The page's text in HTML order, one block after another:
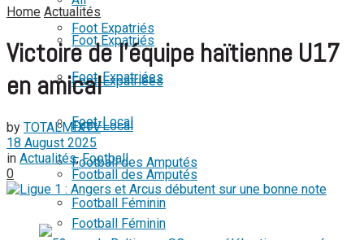
Foot Expatriés
Foot-Expatriées
Foot-Local
Football des Amputés
Football Féminin
Foot Expatriés
Foot-Expatriées
Foot-Local
Football des Amputés
Football Féminin
View All Result
Home Actualités
Victoire de l’équipe haïtienne U17
en amical
by TOTALMIXTV
18 August 2025
in Actualités,Football
0